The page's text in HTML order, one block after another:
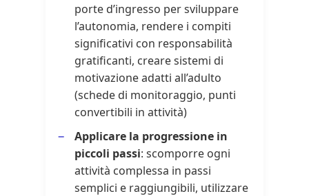
porte d’ingresso per sviluppare
l’autonomia, rendere i compiti
significativi con responsabilità
gratificanti, creare sistemi di
motivazione adatti all’adulto
(schede di monitoraggio, punti
convertibili in attività)
Applicare la progressione in
piccoli passi: scomporre ogni
attività complessa in passi
semplici e raggiungibili, utilizzare